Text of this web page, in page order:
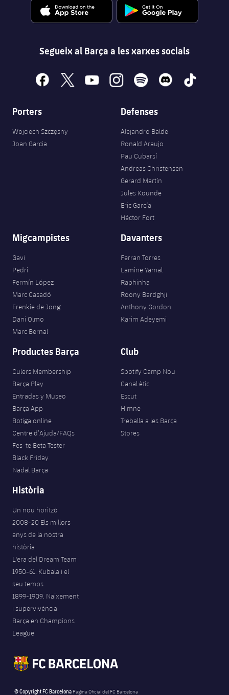
Segueix al Barça a les xarxes socials
facebook
x youtubeinstagramspotify discord tiktok
Porters
Wojciech Szczęsny
Joan Garcia
Defenses
Alejandro Balde
Ronald Araujo
Pau Cubarsí
Andreas Christensen
Gerard Martín
Jules Kounde
Eric García
Héctor Fort
Migcampistes
Gavi
Pedri
Fermín López
Marc Casadó
Frenkie de Jong
Dani Olmo
Marc Bernal
Davanters
Ferran Torres
Lamine Yamal
Raphinha
Roony Bardghji
Anthony Gordon
Karim Adeyemi
Productes Barça
Culers Membership
Barça Play
Entradas y Museo
Barça App
Botiga online
Centre d’Ajuda/FAQs
Fes-te Beta Tester
Black Friday
Nadal Barça
Club
Spotify Camp Nou
Canal ètic
Escut
Himne
Treballa a les Barça
Stores
Història
Un nou horitzó
2008-20 Els millors
anys de la nostra
història
L'era del Dream Team
1950-61. Kubala i el
seu temps
1899-1909. Naixement
i supervivència
Barça en Champions
League
© Copyright FC Barcelona Pàgina Oficial del FC Barcelona